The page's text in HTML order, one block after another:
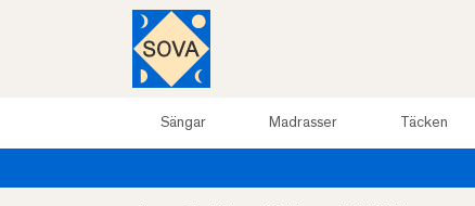
Sängar Madrasser Täcken